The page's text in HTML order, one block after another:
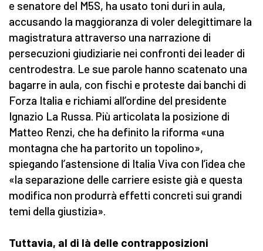
e senatore del M5S, ha usato toni duri in aula,
accusando la maggioranza di voler delegittimare la
magistratura attraverso una narrazione di
persecuzioni giudiziarie nei confronti dei leader di
centrodestra. Le sue parole hanno scatenato una
bagarre in aula, con fischi e proteste dai banchi di
Forza Italia e richiami all’ordine del presidente
Ignazio La Russa. Più articolata la posizione di
Matteo Renzi, che ha definito la riforma «una
montagna che ha partorito un topolino»,
spiegando l’astensione di Italia Viva con l’idea che
«la separazione delle carriere esiste già e questa
modifica non produrrà effetti concreti sui grandi
temi della giustizia».
Tuttavia, al di là delle contrapposizioni